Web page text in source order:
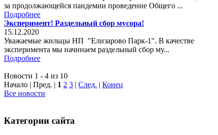
за продолжающейся пандемии проведение Общего ...
Подробнее
Эксперимент! Раздельный сбор мусора!
15.12.2020
Уважаемые жильцы НП "Елизарово Парк-1". В качестве
эксперимента мы начинаем раздельный сбор му...
Подробнее
Новости 1 - 4 из 10
Начало | Пред. | 1 2 3 | След. | Конец
Все новости
Категории сайта